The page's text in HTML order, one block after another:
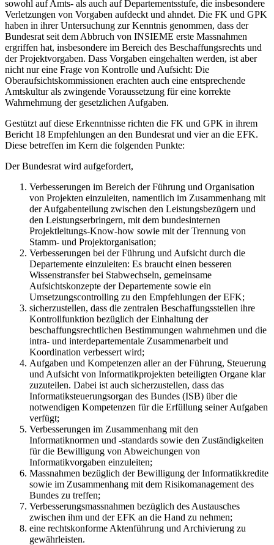
sowohl auf Amts- als auch auf Departementsstufe, die insbesondere
Verletzungen von Vorgaben aufdeckt und ahndet. Die FK und GPK
haben in ihrer Untersuchung zur Kenntnis genommen, dass der
Bundesrat seit dem Abbruch von INSIEME erste Massnahmen
ergriffen hat, insbesondere im Bereich des Beschaffungsrechts und
der Projektvorgaben. Dass Vorgaben eingehalten werden, ist aber
nicht nur eine Frage von Kontrolle und Aufsicht: Die
Oberaufsichtskommissionen erachten auch eine entsprechende
Amtskultur als zwingende Voraussetzung für eine korrekte
Wahrnehmung der gesetzlichen Aufgaben.
Gestützt auf diese Erkenntnisse richten die FK und GPK in ihrem
Bericht 18 Empfehlungen an den Bundesrat und vier an die EFK.
Diese betreffen im Kern die folgenden Punkte:
Der Bundesrat wird aufgefordert,
Verbesserungen im Bereich der Führung und Organisation
von Projekten einzuleiten, namentlich im Zusammenhang mit
der Aufgabenteilung zwischen den Leistungsbezügern und
den Leistungserbringern, mit dem bundesinternen
Projektleitungs-Know-how sowie mit der Trennung von
Stamm- und Projektorganisation;
Verbesserungen bei der Führung und Aufsicht durch die
Departemente einzuleiten: Es braucht einen besseren
Wissenstransfer bei Stabwechseln, gemeinsame
Aufsichtskonzepte der Departemente sowie ein
Umsetzungscontrolling zu den Empfehlungen der EFK;
sicherzustellen, dass die zentralen Beschaffungsstellen ihre
Kontrollfunktion bezüglich der Einhaltung der
beschaffungsrechtlichen Bestimmungen wahrnehmen und die
intra- und interdepartementale Zusammenarbeit und
Koordination verbessert wird;
Aufgaben und Kompetenzen aller an der Führung, Steuerung
und Aufsicht von Informatikprojekten beteiligten Organe klar
zuzuteilen. Dabei ist auch sicherzustellen, dass das
Informatiksteuerungsorgan des Bundes (ISB) über die
notwendigen Kompetenzen für die Erfüllung seiner Aufgaben
verfügt;
Verbesserungen im Zusammenhang mit den
Informatiknormen und -standards sowie den Zuständigkeiten
für die Bewilligung von Abweichungen von
Informatikvorgaben einzuleiten;
Massnahmen bezüglich der Bewilligung der Informatikkredite
sowie im Zusammenhang mit dem Risikomanagement des
Bundes zu treffen;
Verbesserungsmassnahmen bezüglich des Austausches
zwischen ihm und der EFK an die Hand zu nehmen;
eine rechtskonforme Aktenführung und Archivierung zu
gewährleisten.